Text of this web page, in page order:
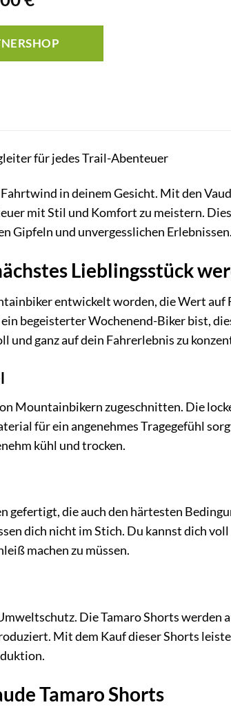
€
ist:
74,00 €.
für jedes Trail-Abenteuer
in deinem Gesicht. Mit den
mit Stil und Komfort zu meistern.
Gipfeln und unvergesslichen Erlebnissen.
Lieblingsstück
entwickelt worden, die Wert
begeisterter Wochenend-Biker bist,
und ganz auf dein Fahrerlebnis zu
Mountainbikern zugeschnitten. Die
für ein angenehmes Tragegefühl
kühl und trocken.
gefertigt, die auch den härtesten
dich nicht im Stich. Du kannst dich
machen zu müssen.
Die Tamaro Shorts werden
Mit dem Kauf dieser Shorts
Tamaro Shorts